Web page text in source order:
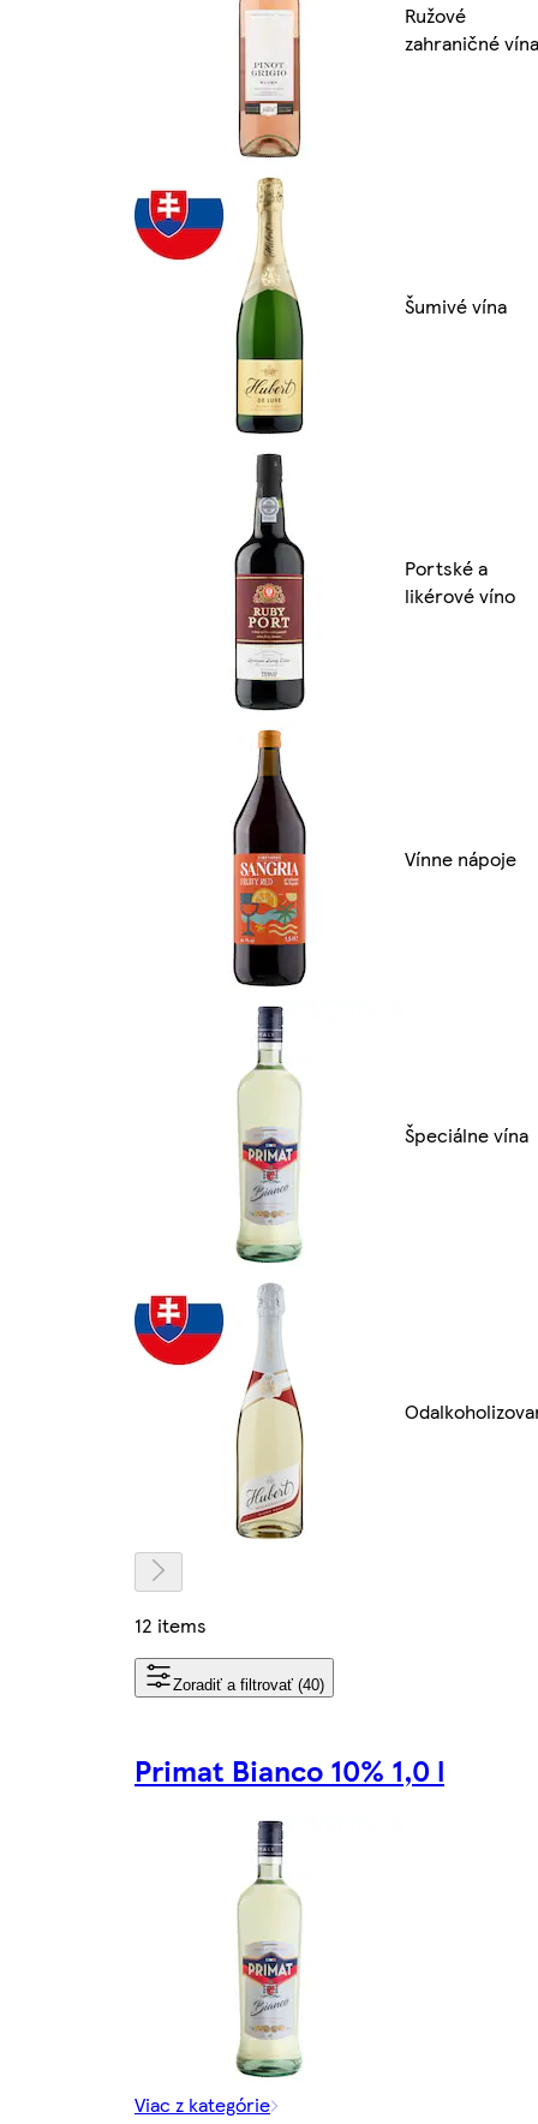
Ružové
zahraničné vína
Šumivé vína
Portské a
likérové víno
Vínne nápoje
Špeciálne vína
12 items
Zoradiť a filtrovať (40)
Primat Bianco 10% 1,0 l
Viac z kategórie